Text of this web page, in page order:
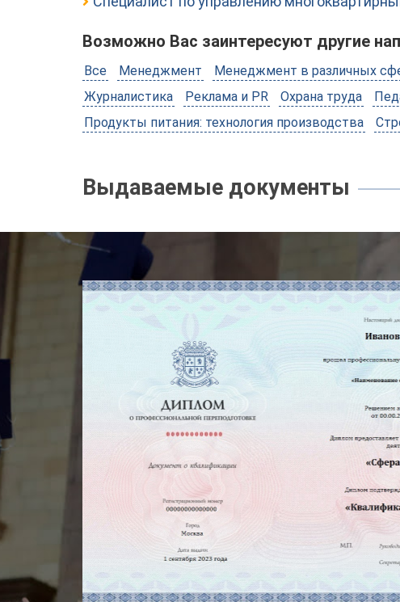
Возможно Вас заинтересуют другие
Все Менеджмент Менеджмент в различных
Журналистика
Реклама и PR Охрана труда
Продукты питания: технология производства
Выдаваемые документы